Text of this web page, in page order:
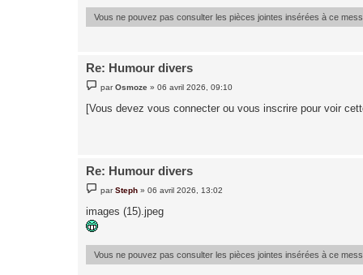
e
Vous ne pouvez pas consulter les pièces jointes insérées à ce
Re: Humour divers
e
s
parOsmoze »06 avril 2026, 09:10
[Vous devez vous connecter ou vous inscrire pour voir
Re: Humour divers
e
s
a
e
parSteph »06 avril 2026, 13:02
images (15).jpeg
Vous ne pouvez pas consulter les pièces jointes insérées à ce